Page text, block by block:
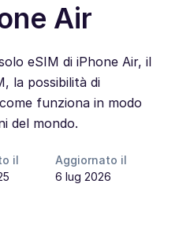
Air
eSIM di iPhone Air, il
la possibilità di
funziona in modo
del mondo.
il
Aggiornato il
6 lug 2026